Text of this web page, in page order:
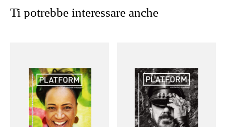
Ti potrebbe interessare anche